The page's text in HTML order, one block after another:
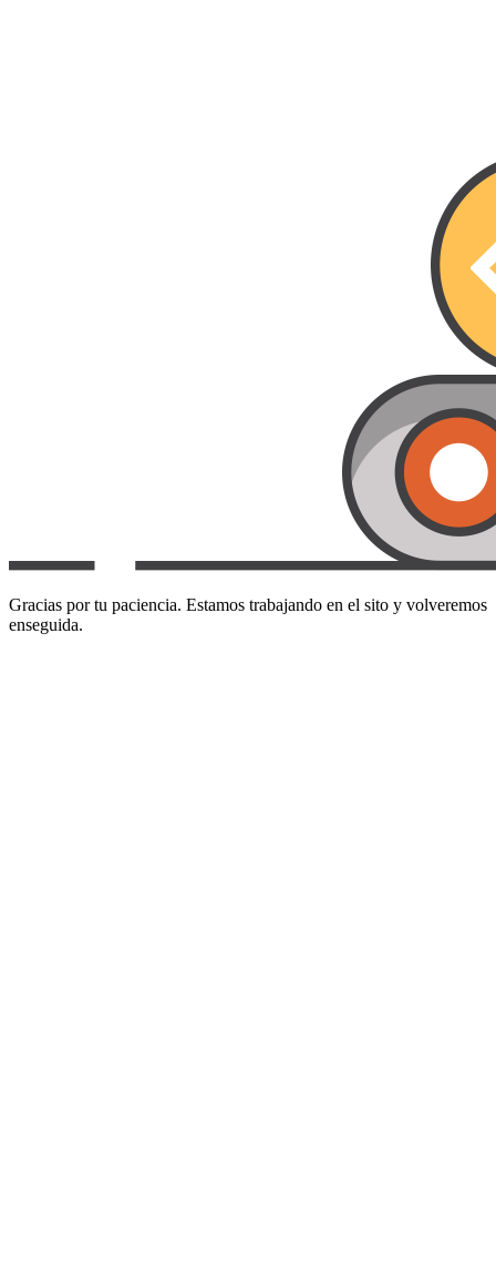
Gracias por tu paciencia. Estamos trabajando en el sito y volveremos
enseguida.